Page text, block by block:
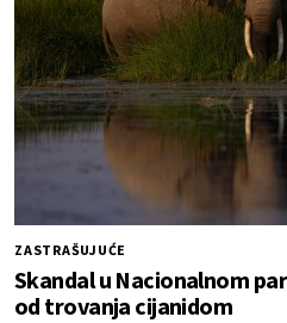
ZASTRAŠUJUĆE
Skandal u Nacionalnom
od trovanja cijanidom